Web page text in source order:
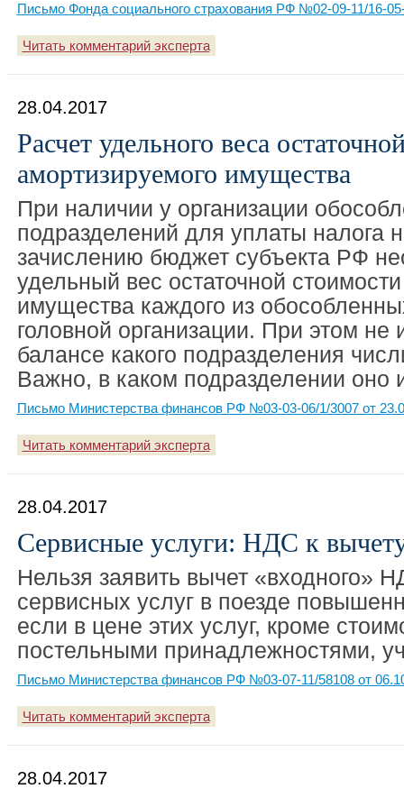
Письмо Фонда социального страхования РФ №02-09-11/16-
Читать комментарий эксперта
28.04.2017
Расчет удельного веса
амортизируемого имущества
При наличии у организации
подразделений для уплаты налога
зачислению бюджет субъекта РФ
удельный вес остаточной
имущества каждого из
головной организации. При этом не
балансе какого подразделения
Важно, в каком подразделении оно
Письмо Министерства финансов РФ №03-03-06/1/3007 от
Читать комментарий эксперта
28.04.2017
Сервисные услуги: НДС к
Нельзя заявить вычет «входного»
сервисных услуг в поезде
если в цене этих услуг, кроме
постельными принадлежностями,
Письмо Министерства финансов РФ №03-07-11/58108 от
Читать комментарий эксперта
28.04.2017